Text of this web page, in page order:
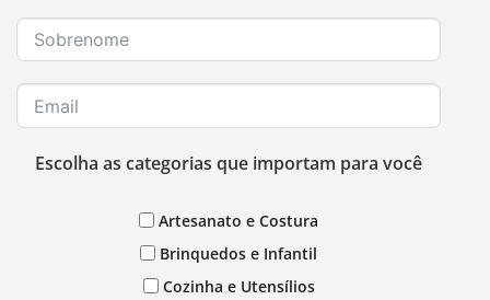
Escolha as categorias que importam para você
Artesanato e Costura
Brinquedos e Infantil
Cozinha e Utensílios